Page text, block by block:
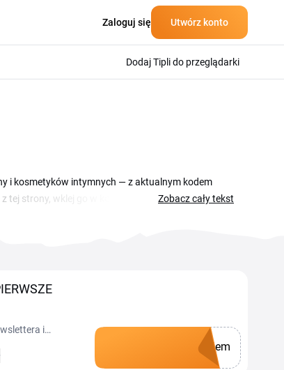
Zaloguj się Utwórz konto
Dodaj Tipli do przeglądarki
i kosmetyków intymnych — z aktualnym kodem
tej strony, wklej go w koszyku i ciesz się dyskretnymi
Zobacz cały tekst
i
lem